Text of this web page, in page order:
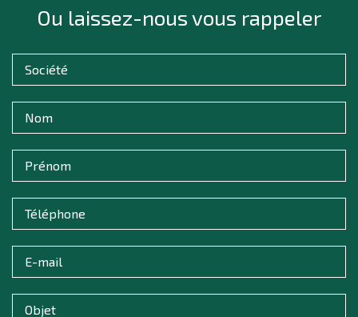
Ou laissez-nous vous rappeler